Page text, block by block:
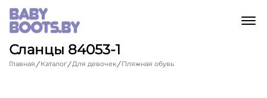
Сланцы 84053-1
Главная Каталог Для девочек Пляжная обувь